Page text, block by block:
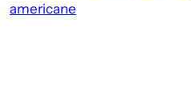
americane